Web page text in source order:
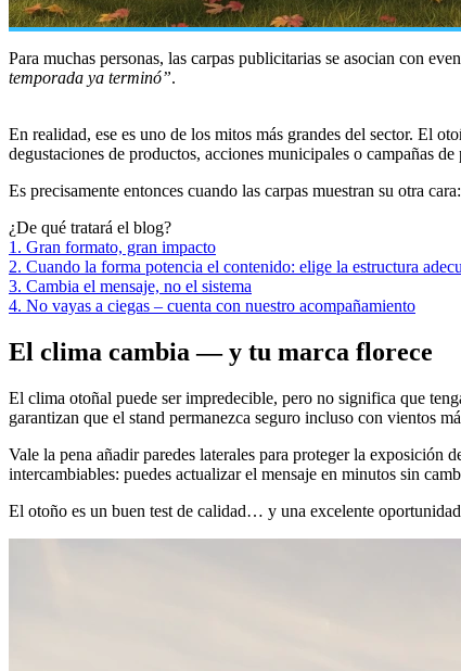
Para muchas personas, las carpas publicitarias se asocian con
temporada ya terminó”.
En realidad, ese es uno de los mitos más grandes del sector. El
degustaciones de productos, acciones municipales o campañas
Es precisamente entonces cuando las carpas muestran su otra
¿De qué tratará el blog?
1. Gran formato, gran impacto
2. Cuando la forma potencia el contenido: elige la estructura
3. Cambia el mensaje, no el sistema
4. No vayas a ciegas – cuenta con nuestro acompañamiento
El clima cambia — y tu marca florece
El clima otoñal puede ser impredecible, pero no significa que
garantizan que el stand permanezca seguro incluso con vientos
Vale la pena añadir paredes laterales para proteger la exposición
intercambiables: puedes actualizar el mensaje en minutos sin
El otoño es un buen test de calidad… y una excelente